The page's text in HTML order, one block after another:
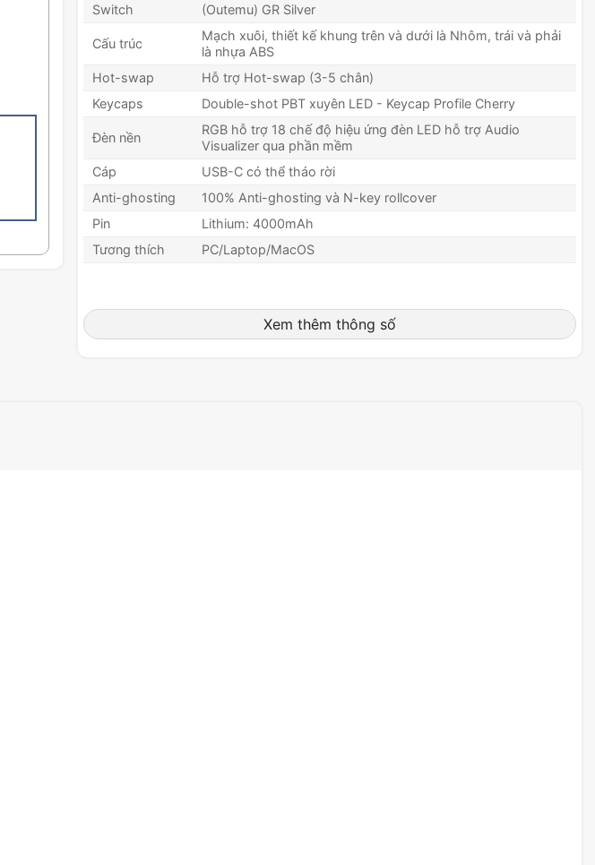
Switch
(Outemu) GR Silver
Cấu trúc
Mạch xuôi, thiết kế khung trên và dưới là Nhôm, trái và phải
là nhựa ABS
Hot-swap
Hỗ trợ Hot-swap (3-5 chân)
Keycaps
Double-shot PBT xuyên LED - Keycap Profile Cherry
Đèn nền
RGB hỗ trợ 18 chế độ hiệu ứng đèn LED hỗ trợ Audio
Visualizer qua phần mềm
Cáp
USB-C có thể tháo rời
Anti-ghosting
100% Anti-ghosting và N-key rollcover
Pin
Lithium: 4000mAh
Tương thích
PC/Laptop/MacOS
Xem thêm thông số